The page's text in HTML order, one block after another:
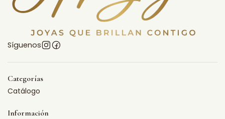
Síguenos
Categorías
Catálogo
Información